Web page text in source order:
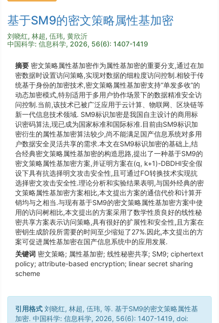
基于SM9的密文策略属性基加密
刘晓红, 林超, 伍玮, 黄欣沂
中国科学: 信息科学, 2026, 56(6): 1407-1419
摘要 密文策略属性基加密作为属性基加密的重要分支,通过在加
密数据时设置访问策略,实现对数据的细粒度访问控制.相较于传
统基于身份的加密技术,密文策略属性基加密支持“单发多收”的
动态加密模式,特别适用于多用户协作场景下的数据精准安全访
问控制.当前,该技术已被广泛应用于云计算、物联网、区块链等
新一代信息技术领域. SM9标识加密是我国自主设计的商用标
识密码算法,现已成为国家标准和国际标准.目前由SM9标识加
密衍生的属性基加密算法较少,尚不能满足国产信息系统对多用
户数据安全灵活共享的需求.本文在SM9标识加密的基础上,结
合经典密文策略属性基加密的构造思路,提出了一种基于SM9的
密文策略属性基加密方案,并证明方案在(q, k+1)-DBDHI安全假
设下具有抗选择明文攻击安全性,且可通过FO转换技术实现抗
选择密文攻击安全性.理论分析和实验结果表明,与国外经典的密
文策略属性基加密方案相比,本文提出方案的通信代价和计算开
销均与之相当.与现有基于SM9的密文策略属性基加密方案中使
用的访问树相比,本文提出的方案采用了数学性质良好的线性秘
密共享方案表示访问策略,具有很好的扩展性和安全性,且方案在
密钥生成阶段所需要的时间至少缩短了27%.因此,本文提出的方
案可促进属性基加密在国产信息系统中的应用发展.
关键词 密文策略; 属性基加密; 线性秘密共享; SM9; ciphertext
policy; attribute-based encryption; linear secret sharing
scheme
引用格式 刘晓红, 林超, 伍玮, 等. 基于SM9的密文策略属性基
加密. 中国科学: 信息科学, 2026, 56(6): 1407-1419, doi: